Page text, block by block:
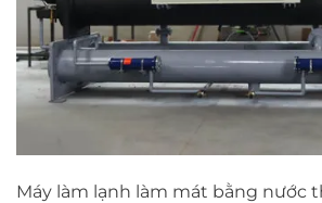
Máy làm lạnh làm mát bằng nước